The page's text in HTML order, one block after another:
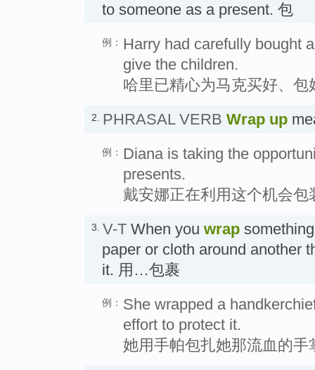
to someone as a present. 包
例： Harry had carefully bought
give the children.
哈里已精心为马克买好、
2. PHRASAL VERB Wrap up
例： Diana is taking the
presents.
戴安娜正在利用这个机会包
3. V-T When you wrap
paper or cloth around another
it. 用…包裹
例： She wrapped a
effort to protect it.
她用手帕包扎她那流血的手